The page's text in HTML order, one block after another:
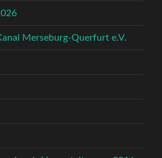
Merseburg-Querfurt e.V.